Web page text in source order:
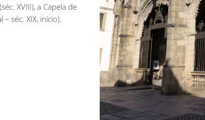
XVIII), a Capela de
séc. XIX, início).